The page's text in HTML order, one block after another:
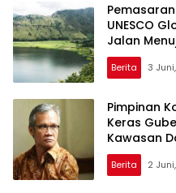
UNESCO
Jalan
Geowisata
Berita 3
Pimpinan
Keras
Kawasan
Peringatan
Kaldera
Berita 2